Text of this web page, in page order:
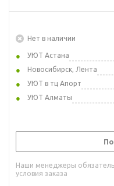
Нет в наличии
УЮТ Астана
Новосибирск, Лента
УЮТ в тц Апорт
УЮТ Алматы
Наши менеджеры
условия заказа